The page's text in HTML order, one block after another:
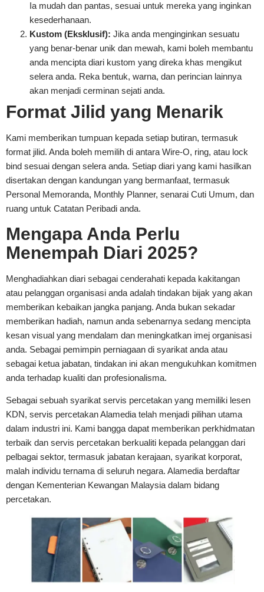
Ia mudah dan pantas, sesuai untuk mereka yang inginkan
kesederhanaan.
Kustom (Eksklusif): Jika anda menginginkan sesuatu
yang benar-benar unik dan mewah, kami boleh membantu
anda mencipta diari kustom yang direka khas mengikut
selera anda. Reka bentuk, warna, dan perincian lainnya
akan menjadi cerminan sejati anda.
Format Jilid yang Menarik
Kami memberikan tumpuan kepada setiap butiran, termasuk
format jilid. Anda boleh memilih di antara Wire-O, ring, atau lock
bind sesuai dengan selera anda. Setiap diari yang kami hasilkan
disertakan dengan kandungan yang bermanfaat, termasuk
Personal Memoranda, Monthly Planner, senarai Cuti Umum, dan
ruang untuk Catatan Peribadi anda.
Mengapa Anda Perlu
Menempah Diari 2025?
Menghadiahkan diari sebagai cenderahati kepada kakitangan
atau pelanggan organisasi anda adalah tindakan bijak yang akan
memberikan kebaikan jangka panjang. Anda bukan sekadar
memberikan hadiah, namun anda sebenarnya sedang mencipta
kesan visual yang mendalam dan meningkatkan imej organisasi
anda. Sebagai pemimpin perniagaan di syarikat anda atau
sebagai ketua jabatan, tindakan ini akan mengukuhkan komitmen
anda terhadap kualiti dan profesionalisma.
Sebagai sebuah syarikat servis percetakan yang memiliki lesen
KDN, servis percetakan Alamedia telah menjadi pilihan utama
dalam industri ini. Kami bangga dapat memberikan perkhidmatan
terbaik dan servis percetakan berkualiti kepada pelanggan dari
pelbagai sektor, termasuk jabatan kerajaan, syarikat korporat,
malah individu ternama di seluruh negara. Alamedia berdaftar
dengan Kementerian Kewangan Malaysia dalam bidang
percetakan.